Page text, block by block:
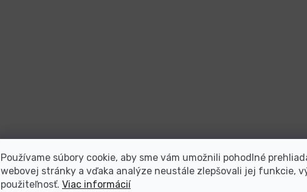
Používame súbory cookie, aby sme vám umožnili pohodlné
webovej stránky a vďaka analýze neustále zlepšovali jej funkcie,
použiteľnosť. Viac informácií